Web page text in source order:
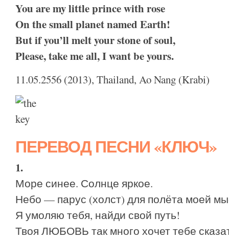
You are my little prince with rose
On the small planet named Earth!
But if you’ll melt your stone of soul,
Please, take me all, I want be yours.
11.05.2556 (2013), Thailand, Ao Nang (Krabi)
ПЕРЕВОД ПЕСНИ«КЛЮЧ»
1.
Море синее. Солнце яркое.
Небо — парус (холст) для полёта моей
Я умоляю тебя, найди свой путь!
Твоя ЛЮБОВЬ так много хочет тебе